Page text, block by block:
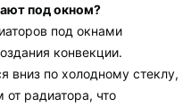
под окном?
под окнами
конвекции.
вниз по холодному стеклу,
радиатора, что